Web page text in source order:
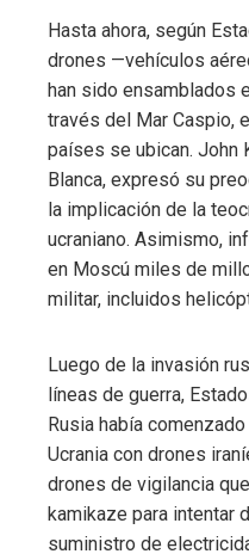
Hasta ahora, según
drones —vehículos
han sido ensamblados
través del Mar Caspio,
países se ubican. John
Blanca, expresó su
la implicación de la
ucraniano. Asimismo,
en Moscú miles de
militar, incluidos
Luego de la invasión
líneas de guerra,
Rusia había
Ucrania con drones
drones de vigilancia
kamikaze para intentar
suministro de